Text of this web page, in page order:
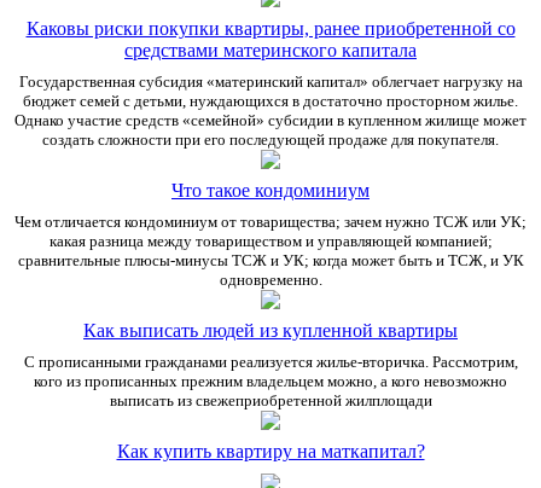
Каковы риски покупки квартиры, ранее приобретенной со
средствами материнского капитала
Государственная субсидия «материнский капитал» облегчает нагрузку на
бюджет семей с детьми, нуждающихся в достаточно просторном жилье.
Однако участие средств «семейной» субсидии в купленном жилище может
создать сложности при его последующей продаже для покупателя.
Что такое кондоминиум
Чем отличается кондоминиум от товарищества; зачем нужно ТСЖ или УК;
какая разница между товариществом и управляющей компанией;
сравнительные плюсы-минусы ТСЖ и УК; когда может быть и ТСЖ, и УК
одновременно.
Как выписать людей из купленной квартиры
С прописанными гражданами реализуется жилье-вторичка. Рассмотрим,
кого из прописанных прежним владельцем можно, а кого невозможно
выписать из свежеприобретенной жилплощади
Как купить квартиру на маткапитал?